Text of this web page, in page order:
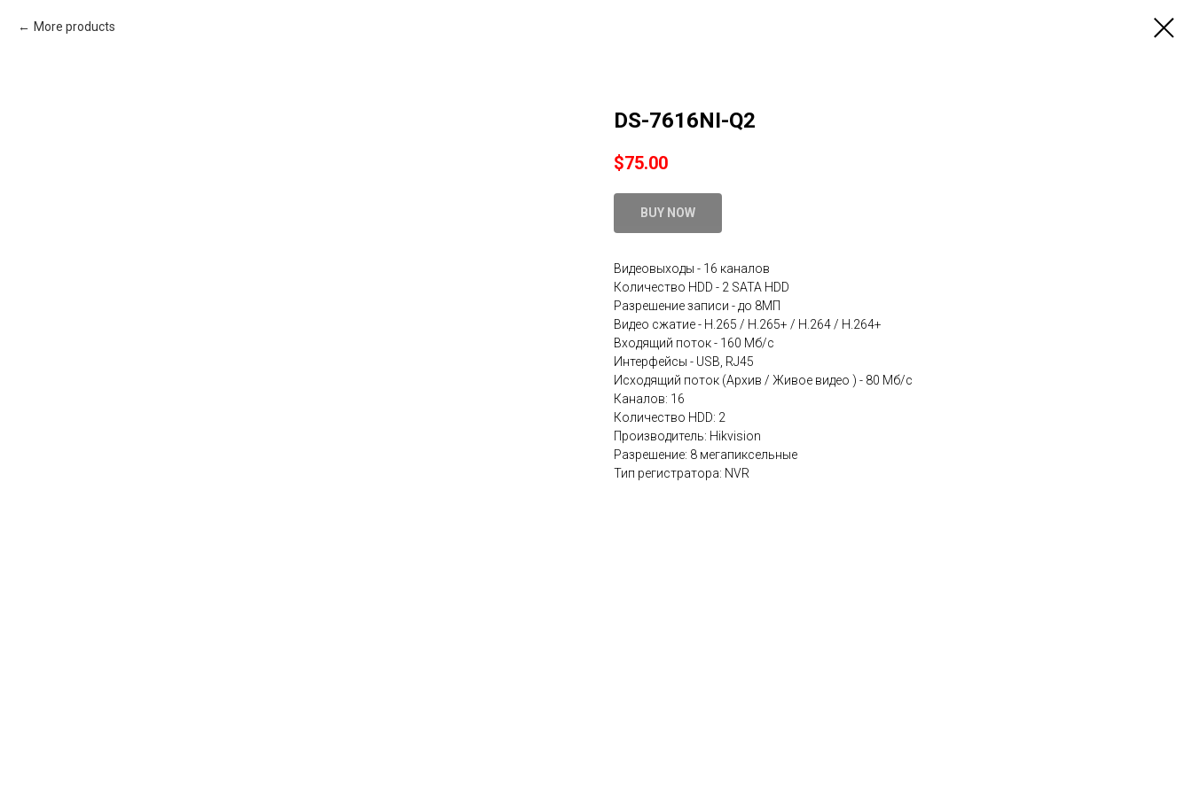
More products
DS-7616NI-Q2
$75.00
BUY NOW
Видеовыходы - 16 каналов
Количество HDD - 2 SATA HDD
Разрешение записи - до 8МП
Видео сжатие - H.265 / H.265+ / H.264 / H.264+
Входящий поток - 160 Мб/с
Интерфейсы - USB, RJ45
Исходящий поток (Архив / Живое видео ) - 80 Мб/с
Каналов: 16
Количество HDD: 2
Производитель: Hikvision
Разрешение: 8 мегапиксельные
Тип регистратора: NVR